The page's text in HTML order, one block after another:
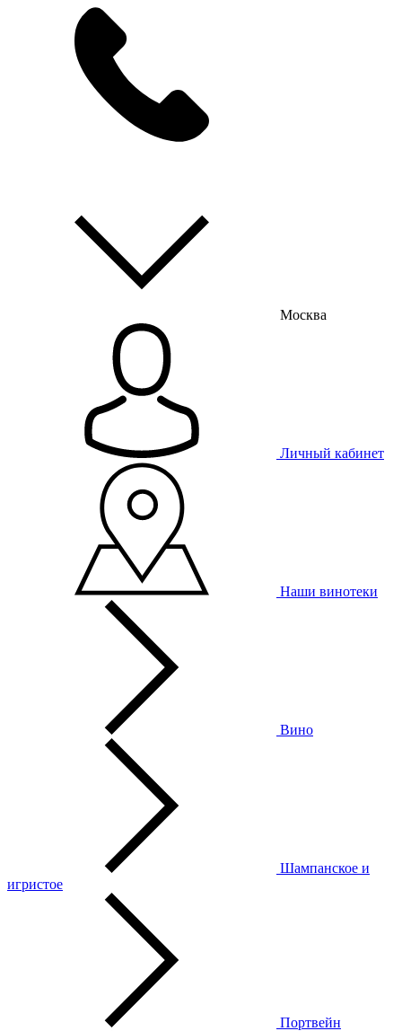
Москва
Личный кабинет
Наши винотеки
Вино
Шампанское и
игристое
Портвейн